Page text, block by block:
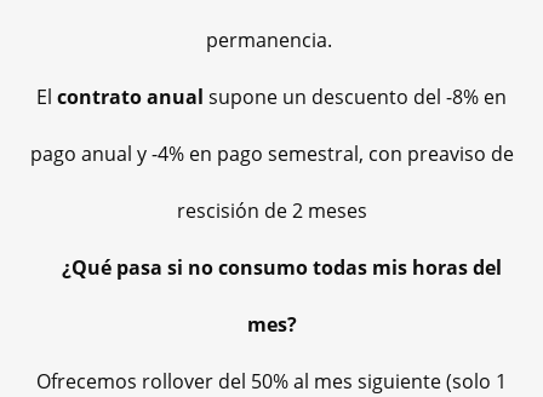
permanencia.
El contrato anual supone un descuento del -8% en
pago anual y -4% en pago semestral, con preaviso de
rescisión de 2 meses
¿Qué pasa si no consumo todas mis horas del
mes?
Ofrecemos rollover del 50% al mes siguiente (solo 1